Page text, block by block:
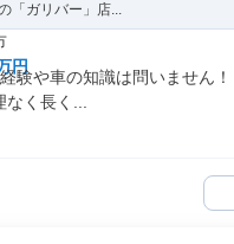
「ガリバー」店...
円
験や車の知識は問いません
く長く...